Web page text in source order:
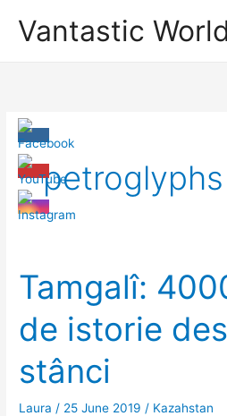
Vantastic World
petroglyphs
Tamgalî:
de istorie
stânci
Laura / 25 June 2019 / Kazahstan